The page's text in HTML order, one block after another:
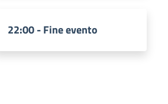
22:00 - Fine evento